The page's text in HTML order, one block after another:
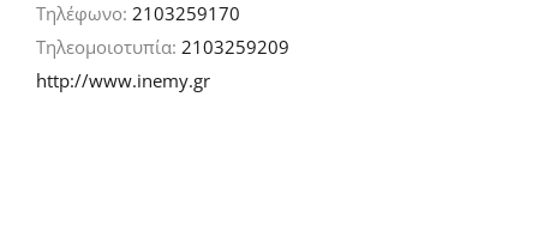
Τηλέφωνο: 2103259170
Τηλεομοιοτυπία: 2103259209
http://www.inemy.gr